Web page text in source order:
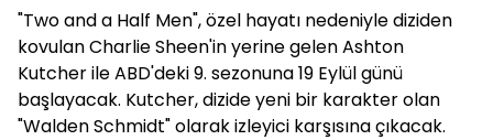
"Two and a Half Men", özel hayatı nedeniyle diziden
kovulan Charlie Sheen'in yerine gelen Ashton
Kutcher ile ABD'deki 9. sezonuna 19 Eylül günü
başlayacak. Kutcher, dizide yeni bir karakter olan
"Walden Schmidt" olarak izleyici karşısına çıkacak.